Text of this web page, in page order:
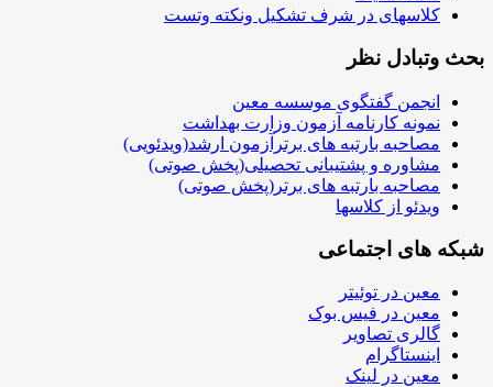
کلاسهای در شرف تشکیل ونکته وتست
بحث وتبادل نظر
انجمن گفتگوی موسسه معین
نمونه کارنامه آزمون وزارت بهداشت
مصاحبه بارتبه های برترآزمون ارشد(ویدئویی)
مشاوره و پشتیبانی تحصیلی(پخش صوتی)
مصاحبه بارتبه های برتر(پخش صوتی)
ویدئو از کلاسها
شبکه های اجتماعی
معین در توئیتر
معین در فیس بوک
گالری تصاویر
اینستاگرام
معین در لینک